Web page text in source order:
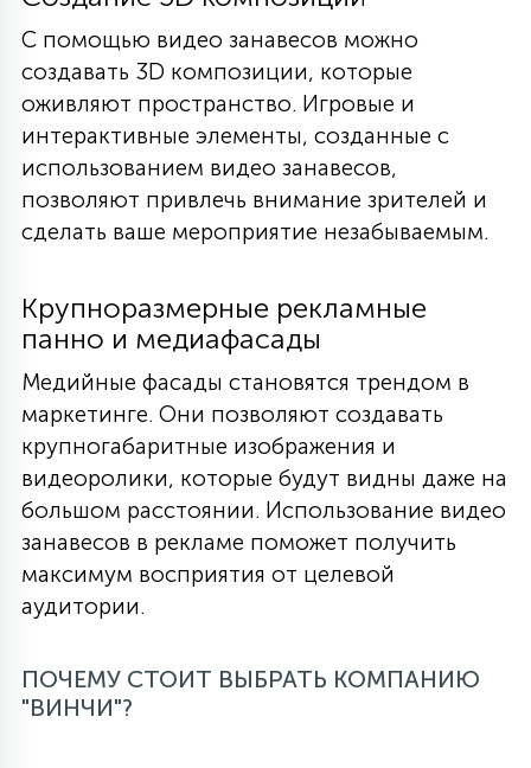
С помощью видео занавесов можно
создавать 3D композиции, которые
оживляют пространство. Игровые и
интерактивные элементы, созданные с
использованием видео занавесов,
позволяют привлечь внимание зрителей и
сделать ваше мероприятие незабываемым.
Крупноразмерные рекламные
панно и медиафасады
Медийные фасады становятся трендом в
маркетинге. Они позволяют создавать
крупногабаритные изображения и
видеоролики, которые будут видны даже на
большом расстоянии. Использование видео
занавесов в рекламе поможет получить
максимум восприятия от целевой
аудитории.
ПОЧЕМУ СТОИТ ВЫБРАТЬ КОМПАНИЮ
"ВИНЧИ"?